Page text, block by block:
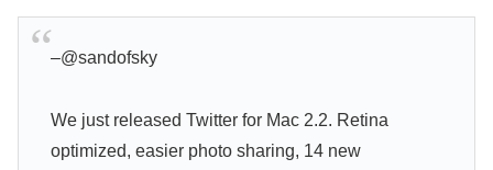
–@sandofsky
We just released Twitter for Mac 2.2. Retina
optimized, easier photo sharing, 14 new